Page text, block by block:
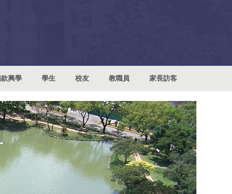
興學 學生 校友 教職員 家長訪客